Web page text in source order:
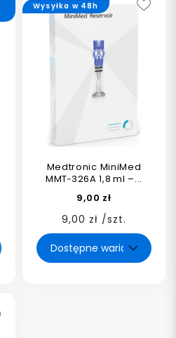
Medtronic MiniMed
MMT‑326A 1,8 ml –...
9,00 zł
9,00 zł /szt.
Wysyłka w 48h